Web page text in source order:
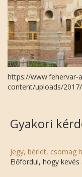
https://www.fehervar-
content/uploads/
Gyakori
Jegy, bérlet, csomag
Előfordul, hogy